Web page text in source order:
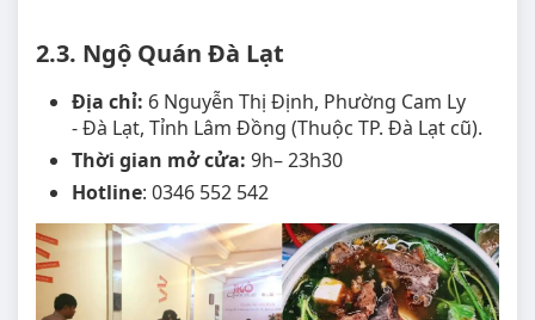
2.3. Ngộ Quán Đà Lạt
Địa chỉ: 6 Nguyễn Thị Định, Phường Cam Ly
- Đà Lạt, Tỉnh Lâm Đồng (Thuộc TP. Đà Lạt cũ).
Thời gian mở cửa: 9h– 23h30
Hotline: 0346 552 542